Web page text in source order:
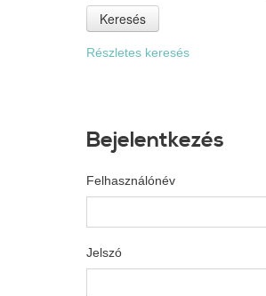
Keresés
Részletes keresés
Bejelentkezés
Felhasználónév
Jelszó